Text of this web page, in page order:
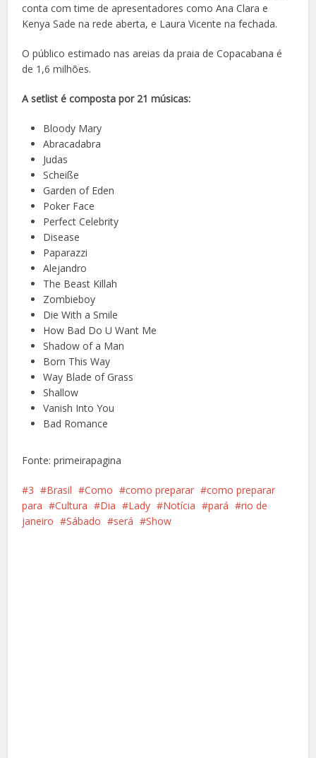
conta com time de apresentadores como Ana Clara e
Kenya Sade na rede aberta, e Laura Vicente na fechada.
O público estimado nas areias da praia de Copacabana é
de 1,6 milhões.
A setlist é composta por 21 músicas:
Bloody Mary
Abracadabra
Judas
Scheiße
Garden of Eden
Poker Face
Perfect Celebrity
Disease
Paparazzi
Alejandro
The Beast Killah
Zombieboy
Die With a Smile
How Bad Do U Want Me
Shadow of a Man
Born This Way
Way Blade of Grass
Shallow
Vanish Into You
Bad Romance
Fonte: primeirapagina
3 Brasil Como como preparar
como preparar
para
Cultura Dia Lady Notícia pará
rio de
janeiro
Sábado será Show